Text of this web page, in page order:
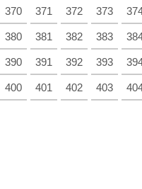
370 371 372 373
380 381 382 383
390 391 392 393
400 401 402 403